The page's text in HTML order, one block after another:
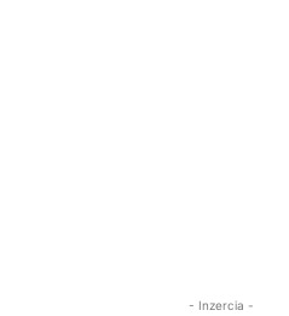
- Inzercia -